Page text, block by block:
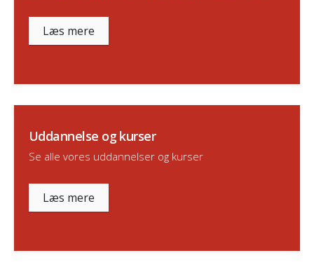
Læs mere
Uddannelse og kurser
Se alle vores uddannelser og kurser
Læs mere